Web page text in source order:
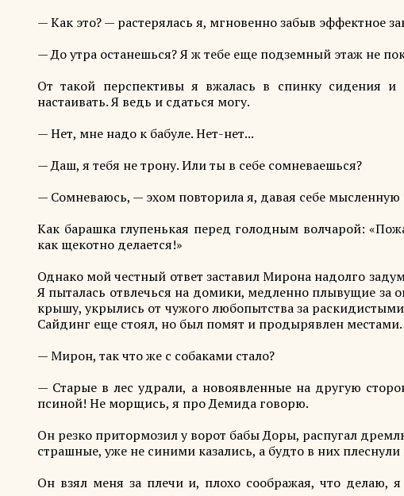
— Как это? — растерялась я, мгновенно забыв эффектное
— До утра останешься? Я ж тебе еще подземный этаж не
От такой перспективы я вжалась в спинку сидения
настаивать. Я ведь и сдаться могу.
— Нет, мне надо к бабуле. Нет-нет...
— Даш, я тебя не трону. Или ты в себе сомневаешься?
— Сомневаюсь, — эхом повторила я, давая себе мысленную
Как барашка глупенькая перед голодным волчарой:
как щекотно делается!»
Однако мой честный ответ заставил Мирона надолго
Я пыталась отвлечься на домики, медленно плывущие
крышу, укрылись от чужого любопытства за
Сайдинг еще стоял, но был помят и продырявлен местами.
— Мирон, так что же с собаками стало?
— Старые в лес удрали, а новоявленные на другую
псиной! Не морщись, я про Демида говорю.
Он резко притормозил у ворот бабы Доры, распугал
страшные, уже не синими казались, а будто в них плеснули
Он взял меня за плечи и, плохо соображая, что делаю,